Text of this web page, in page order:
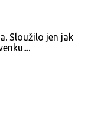
Sloužilo jen jak